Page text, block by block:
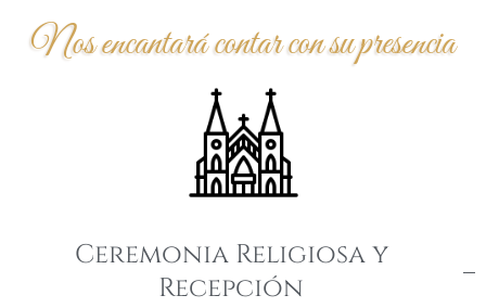
Nos encantará contar con su presencia
Ceremonia Religiosa y
Recepción